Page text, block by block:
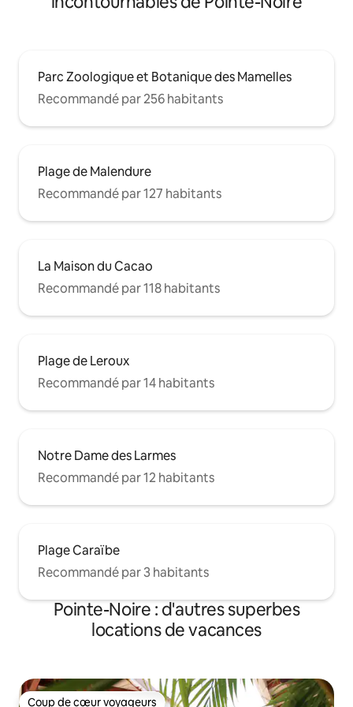
Parc Zoologique et Botanique des Mamelles
Recommandé par 256 habitants
Plage de Malendure
Recommandé par 127 habitants
La Maison du Cacao
Recommandé par 118 habitants
Plage de Leroux
Recommandé par 14 habitants
Notre Dame des Larmes
Recommandé par 12 habitants
Plage Caraïbe
Recommandé par 3 habitants
Pointe-Noire : d'autres superbes
locations de vacances
Coup de cœur voyageurs